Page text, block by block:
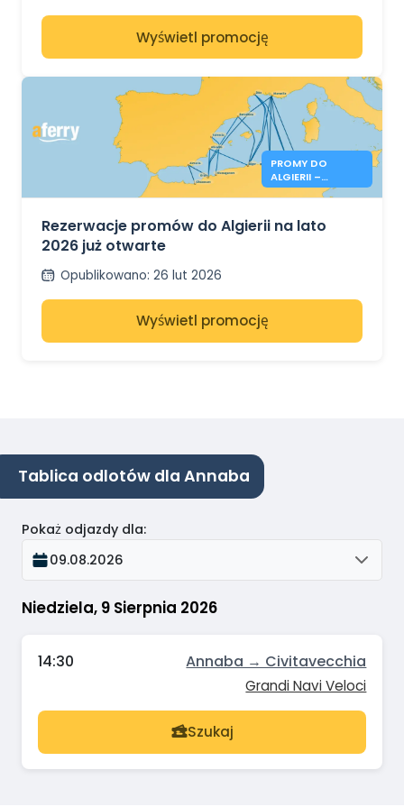
Wyświetl promocję
PROMY DO
ALGIERII –
REZERWACJE NA
OTWARTE
Rezerwacje promów do Algierii na lato
2026 już otwarte
Opublikowano: 26 lut 2026
Wyświetl promocję
Tablica odlotów dla Annaba
Niedziela, 9 Sierpnia 2026
Pokaż odjazdy dla:
09.08.2026
14:30 Annaba → Civitavecchia
Grandi Navi Veloci
Szukaj